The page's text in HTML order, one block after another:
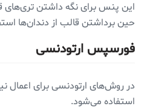
این پنس برای نگه داشتن تری‌های
حین برداشتن قالب از دندان‌ها
فورسپس ارتودنسی
در روش‌های ارتودنسی برای اعمال
استفاده می‌شود.